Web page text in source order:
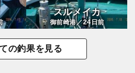
スルメイカ
御前崎港／24日前
の釣果を見る